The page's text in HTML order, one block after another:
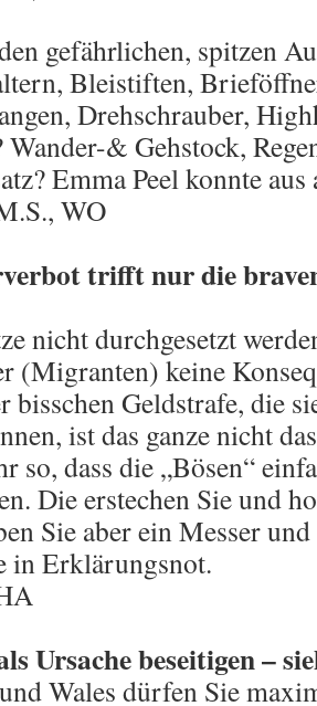
gefährlichen, spitzen
Bleistiften,
Drehschrauber,
& Gehstock,
Emma Peel konnte
WO
trifft nur die
nicht durchgesetzt
(Migranten) keine
bisschen Geldstrafe, die
ist das ganze nicht
so, dass die „Bösen“
Die erstechen Sie und
Sie aber ein Messer
in Erklärungsnot.
Ursache beseitigen –
Wales dürfen Sie